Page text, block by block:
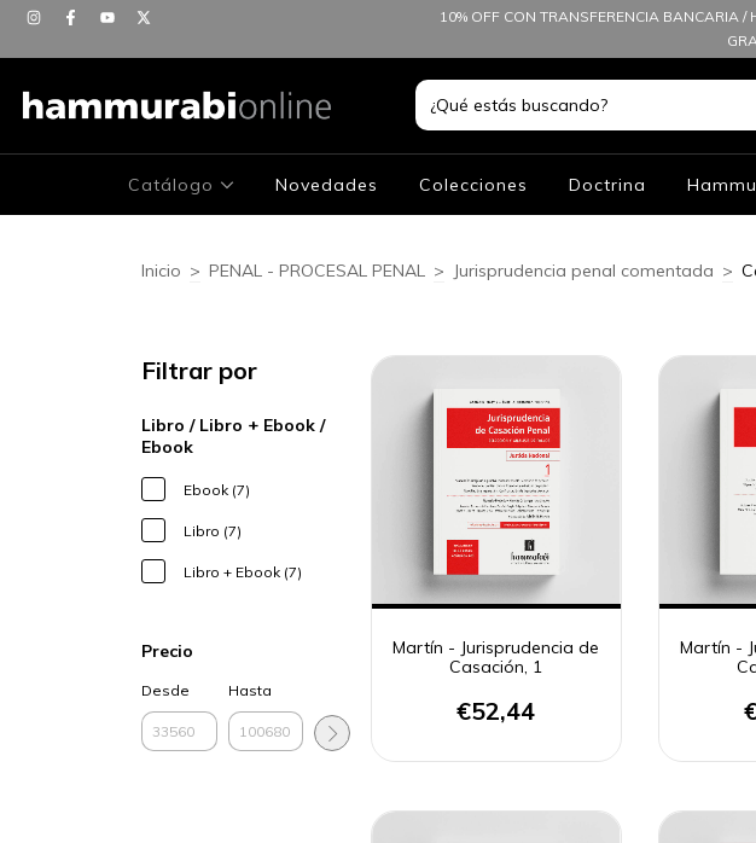
10% OFF CON TRANSFERENCIA BANCARIA /
Catálogo Novedades Colecciones Doctrina
Inicio > PENAL - PROCESAL PENAL > Jurisprudencia penal comentada >
Filtrar por
Libro / Libro + Ebook /
Ebook
Ebook (7)
Libro (7)
Libro + Ebook (7)
Precio
Desde Hasta
Martín - Jurisprudencia de
Casación, 1
€52,44
Martín -